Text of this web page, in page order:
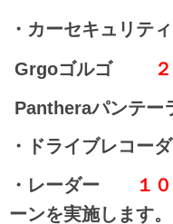
・カーセキュリティ
Grgoゴルゴ
Pantheraパンテ
・ドライブレコー
・レーダー
１
ーンを実施します。